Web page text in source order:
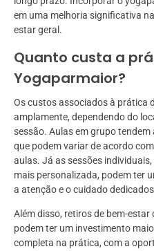
em uma melhoria significativa
estar geral.
Quanto custa a
Yogaparmaior?
Os custos associados à prática
amplamente, dependendo do
sessão. Aulas em grupo
que podem variar de acordo
aulas. Já as sessões
mais personalizada, podem ter
a atenção e o cuidado
Além disso, retiros de bem-
podem ter um investimento
completa na prática, com a